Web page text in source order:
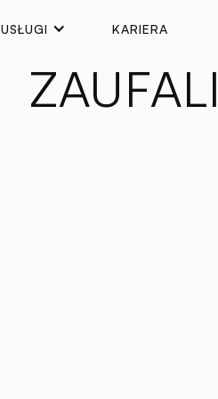
USŁUGI KARIERA